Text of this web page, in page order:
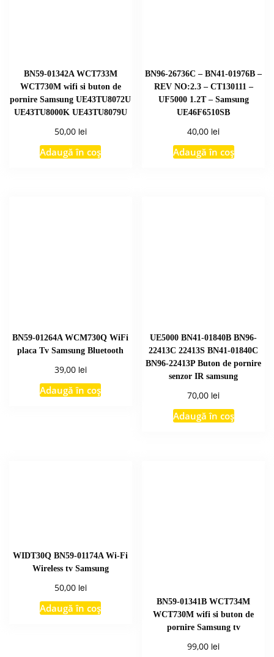
BN59-01342A WCT733M
WCT730M wifi si buton de
pornire Samsung UE43TU8072U
UE43TU8000K UE43TU8079U
50,00 lei
Adaugă în coș
BN96-26736C – BN41-01976B –
REV NO:2.3 – CT130111 –
UF5000 1.2T – Samsung
UE46F6510SB
40,00 lei
Adaugă în coș
BN59-01264A WCM730Q WiFi
placa Tv Samsung Bluetooth
39,00 lei
Adaugă în coș
UE5000 BN41-01840B BN96-
22413C 22413S BN41-01840C
BN96-22413P Buton de pornire
senzor IR samsung
70,00 lei
Adaugă în coș
WIDT30Q BN59-01174A Wi-Fi
Wireless tv Samsung
50,00 lei
Adaugă în coș
BN59-01341B WCT734M
WCT730M wifi si buton de
pornire Samsung tv
99,00 lei